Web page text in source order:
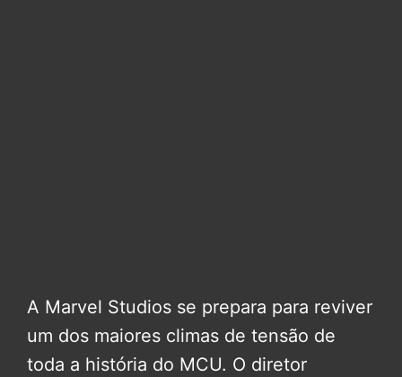
A Marvel Studios se prepara para reviver
um dos maiores climas de tensão de
toda a história do MCU. O diretor